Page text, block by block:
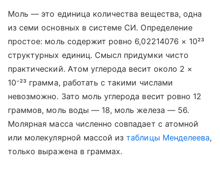
Моль — это единица количества вещества, одна
из семи основных в системе СИ. Определение
простое: моль содержит ровно 6,02214076 × 10²³
структурных единиц. Смысл придумки чисто
практический. Атом углерода весит около 2 ×
10⁻²³ грамма, работать с такими числами
невозможно. Зато моль углерода весит ровно 12
граммов, моль воды — 18, моль железа — 56.
Молярная масса численно совпадает с атомной
или молекулярной массой изтаблицы Менделеева,
только выражена в граммах.